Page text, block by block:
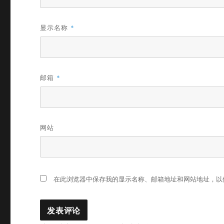
显示名称 *
邮箱 *
网站
在此浏览器中保存我的显示名称、邮箱地址和网站地址，以